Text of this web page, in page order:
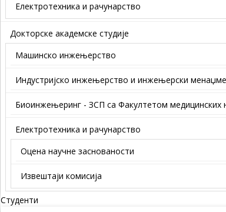
Електротехника и рачунарство
Докторске академске студије
Mашинско инжењерство
Индустријско инжењерство и инжењерски
Биоинжењеринг - ЗСП са Факултетом медицинских
Електротехника и рачунарство
Оцена научне заснованости
Извештаји комисија
Студенти